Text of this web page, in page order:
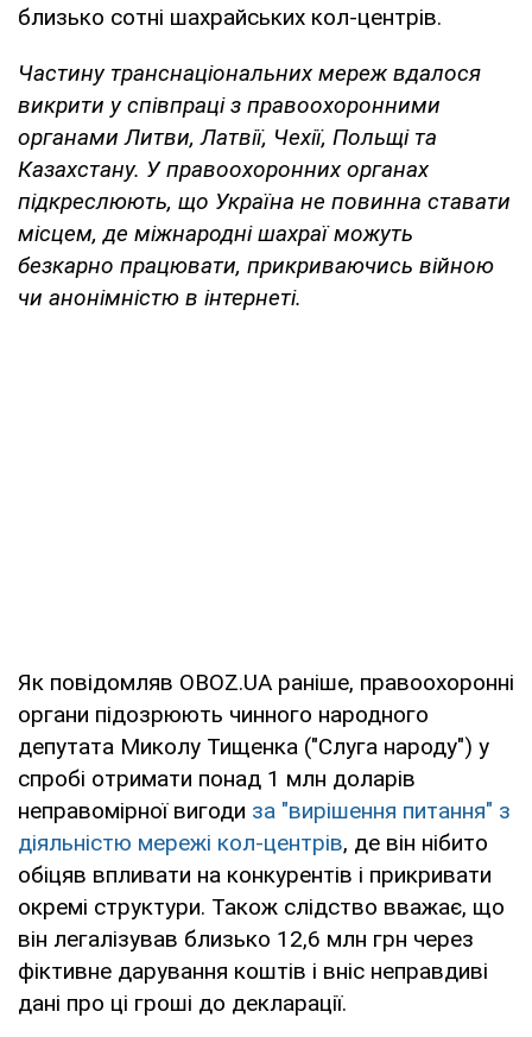
близько сотні шахрайських кол-центрів.
Частину транснаціональних мереж вдалося
викрити у співпраці з правоохоронними
органами Литви, Латвії, Чехії, Польщі та
Казахстану. У правоохоронних органах
підкреслюють, що Україна не повинна ставати
місцем, де міжнародні шахраї можуть
безкарно працювати, прикриваючись війною
чи анонімністю в інтернеті.
Як повідомляв OBOZ.UA раніше, правоохоронні
органи підозрюють чинного народного
депутата Миколу Тищенка ("Слуга народу") у
спробі отримати понад 1 млн доларів
неправомірної вигоди за "вирішення питання" з
діяльністю мережі кол-центрів, де він нібито
обіцяв впливати на конкурентів і прикривати
окремі структури. Також слідство вважає, що
він легалізував близько 12,6 млн грн через
фіктивне дарування коштів і вніс неправдиві
дані про ці гроші до декларації.